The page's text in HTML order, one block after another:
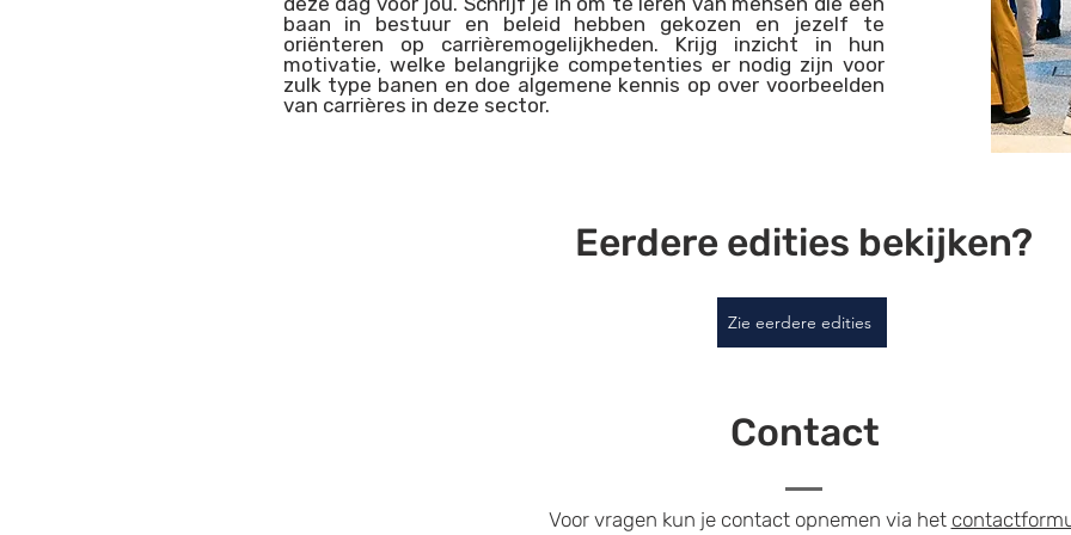
baan in bestuur en beleid hebben gekozen en jezelf te
oriënteren op carrièremogelijkheden. Krijg inzicht in hun
motivatie, welke belangrijke competenties er nodig zijn voor
zulk type banen en doe algemene kennis op over voorbeelden
van carrières in deze sector.
Eerdere edities bekijken?
Zie eerdere edities
Contact
Voor vragen kun je contact opnemen via het